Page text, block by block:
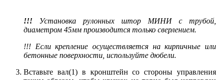
!!! Установка рулонных штор МИНИ с трубой,
диаметром 45мм производится только сверлением.
!!! Если крепление осуществляется на кирпичные или
бетонные поверхности, используйте дюбели.
Вставьте вал(1) в кронштейн со стороны управления